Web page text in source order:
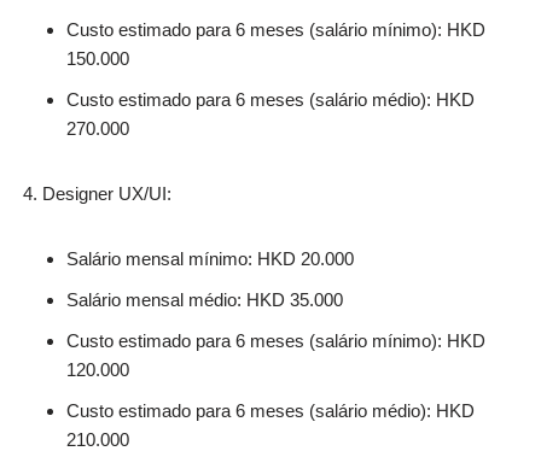
Custo estimado para 6 meses (salário mínimo): HKD
150.000
Custo estimado para 6 meses (salário médio): HKD
270.000
Designer UX/UI:
Salário mensal mínimo: HKD 20.000
Salário mensal médio: HKD 35.000
Custo estimado para 6 meses (salário mínimo): HKD
120.000
Custo estimado para 6 meses (salário médio): HKD
210.000